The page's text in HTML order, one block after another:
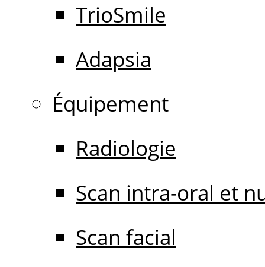
TrioSmile
Adapsia
Équipement
Radiologie
Scan intra-oral et
Scan facial